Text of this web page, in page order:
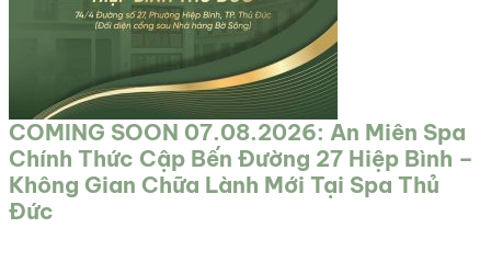
COMING SOON 07.08.2026: An Miên Spa
Chính Thức Cập Bến Đường 27 Hiệp Bình –
Không Gian Chữa Lành Mới Tại Spa Thủ
Đức